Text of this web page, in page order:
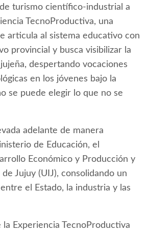
turismo científico-industrial a
TecnoProductiva, una
articula al sistema educativo con
provincial y busca visibilizar la
despertando vocaciones
en los jóvenes bajo la
se puede elegir lo que no se
adelante de manera
de Educación, el
Económico y Producción y
Jujuy (UIJ), consolidando un
el Estado, la industria y las
la Experiencia TecnoProductiva